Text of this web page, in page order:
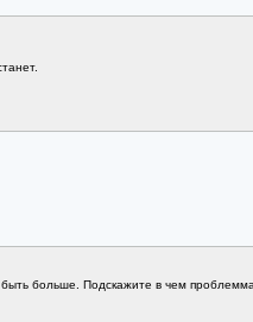
больше. Подскажите в чем проблемма